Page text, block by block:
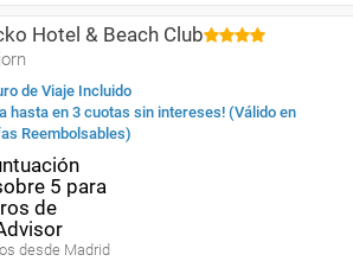
Hotel & Beach Club
de Viaje Incluido
hasta en 3 cuotas sin intereses! (Válido en
Reembolsables)
desde Madrid